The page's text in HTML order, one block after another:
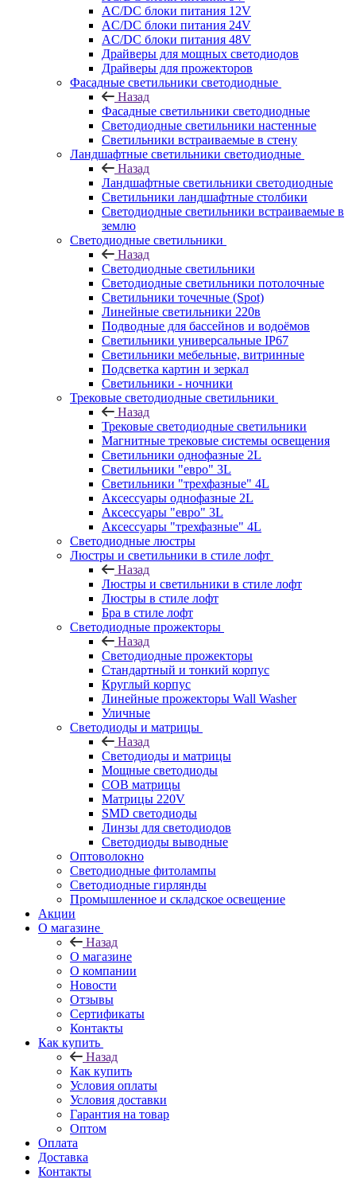
AC/DC блоки питания 12V
AC/DC блоки питания 24V
AC/DC блоки питания 48V
Драйверы для мощных светодиодов
Драйверы для прожекторов
Фасадные светильники светодиодные
Назад
Фасадные светильники светодиодные
Светодиодные светильники настенные
Светильники встраиваемые в стену
Ландшафтные светильники светодиодные
Назад
Ландшафтные светильники светодиодные
Светильники ландшафтные столбики
Светодиодные светильники встраиваемые в
землю
Светодиодные светильники
Назад
Светодиодные светильники
Светодиодные светильники потолочные
Светильники точечные (Spot)
Линейные светильники 220в
Подводные для бассейнов и водоёмов
Светильники универсальные IP67
Светильники мебельные, витринные
Подсветка картин и зеркал
Светильники - ночники
Трековые светодиодные светильники
Назад
Трековые светодиодные светильники
Магнитные трековые системы освещения
Светильники однофазные 2L
Светильники "евро" 3L
Светильники "трехфазные" 4L
Аксессуары однофазные 2L
Аксессуары "евро" 3L
Аксессуары "трехфазные" 4L
Светодиодные люстры
Люстры и светильники в стиле лофт
Назад
Люстры и светильники в стиле лофт
Люстры в стиле лофт
Бра в стиле лофт
Светодиодные прожекторы
Назад
Светодиодные прожекторы
Стандартный и тонкий корпус
Круглый корпус
Линейные прожекторы Wall Washer
Уличные
Светодиоды и матрицы
Назад
Светодиоды и матрицы
Мощные светодиоды
COB матрицы
Матрицы 220V
SMD светодиоды
Линзы для светодиодов
Светодиоды выводные
Оптоволокно
Светодиодные фитолампы
Светодиодные гирлянды
Промышленное и складское освещение
Акции
О магазине
Назад
О магазине
О компании
Новости
Отзывы
Сертификаты
Контакты
Как купить
Назад
Как купить
Условия оплаты
Условия доставки
Гарантия на товар
Оптом
Оплата
Доставка
Контакты